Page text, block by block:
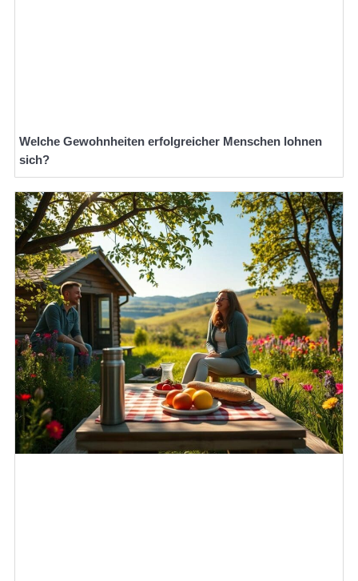
Welche Gewohnheiten erfolgreicher Menschen lohnen
sich?